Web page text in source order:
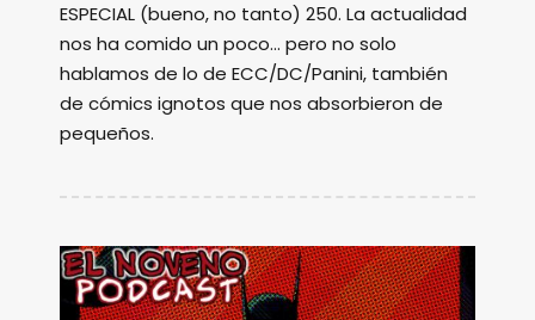
ESPECIAL (bueno, no tanto) 250. La actualidad
nos ha comido un poco... pero no solo
hablamos de lo de ECC/DC/Panini, también
de cómics ignotos que nos absorbieron de
pequeños.